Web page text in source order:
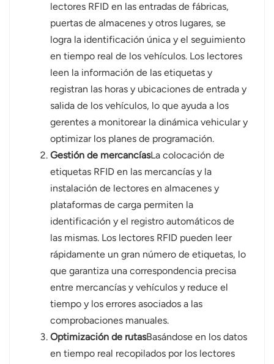
lectores RFID en las entradas de fábricas,
puertas de almacenes y otros lugares, se
logra la identificación única y el seguimiento
en tiempo real de los vehículos. Los lectores
leen la información de las etiquetas y
registran las horas y ubicaciones de entrada y
salida de los vehículos, lo que ayuda a los
gerentes a monitorear la dinámica vehicular y
optimizar los planes de programación.
Gestión de mercancíasLa colocación de
etiquetas RFID en las mercancías y la
instalación de lectores en almacenes y
plataformas de carga permiten la
identificación y el registro automáticos de
las mismas. Los lectores RFID pueden leer
rápidamente un gran número de etiquetas, lo
que garantiza una correspondencia precisa
entre mercancías y vehículos y reduce el
tiempo y los errores asociados a las
comprobaciones manuales.
Optimización de rutasBasándose en los datos
en tiempo real recopilados por los lectores